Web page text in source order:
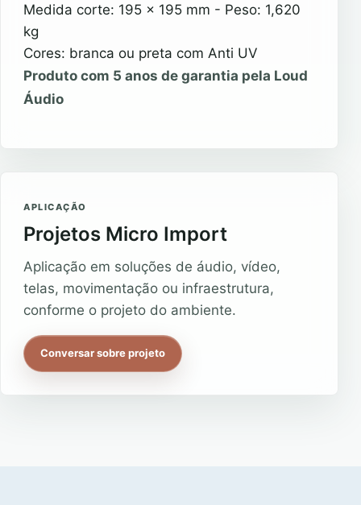
Medida corte: 195 x 195 mm - Peso: 1,620
kg
Cores: branca ou preta com Anti UV
Produto com 5 anos de garantia pela Loud
Áudio
APLICAÇÃO
Projetos Micro Import
Aplicação em soluções de áudio, vídeo,
telas, movimentação ou infraestrutura,
conforme o projeto do ambiente.
Conversar sobre projeto